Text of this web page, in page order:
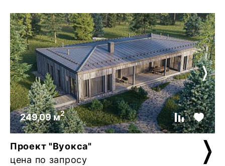
249,09 м2
Проект "Вуокса"
цена по запросу